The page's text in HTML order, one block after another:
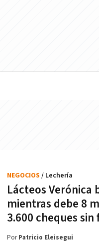
Lácteos Verónica
mientras debe 8
3.600 cheques sin
NEGOCIOS / Lechería
PorPatricio Eleisegui